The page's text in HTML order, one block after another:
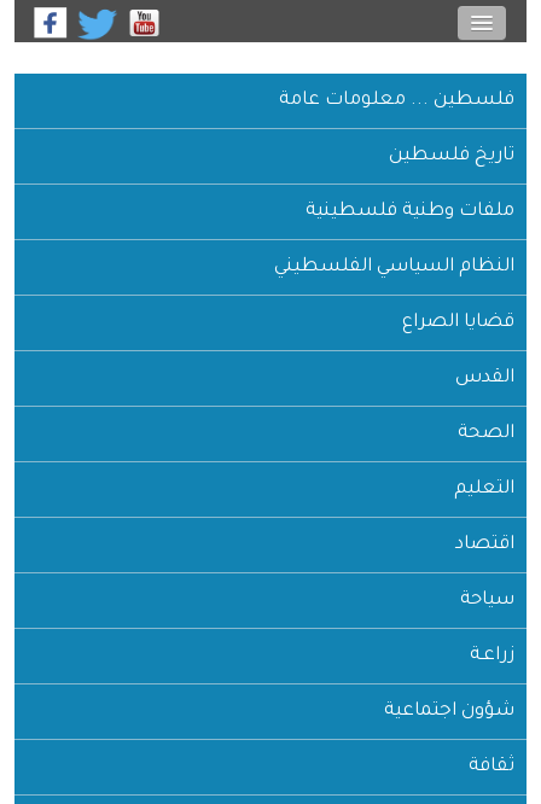
فلسطين ... معلومات عامة
تاريخ فلسطين
ملفات وطنية فلسطينية
النظام السياسي الفلسطيني
قضايا الصراع
القدس
الصحة
التعليم
اقتصاد
سياحة
زراعـة
شؤون اجتماعية
ثقافة